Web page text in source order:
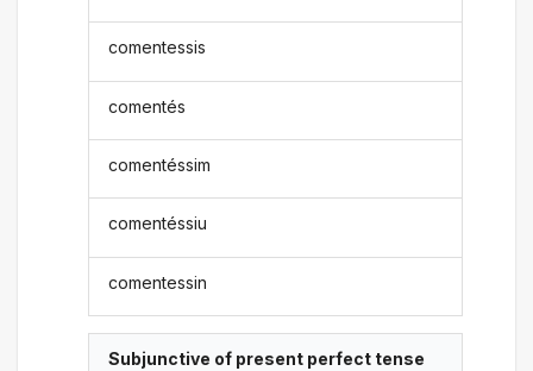
comentessis
comentés
comentéssim
comentéssiu
comentessin
Subjunctive of present perfect tense